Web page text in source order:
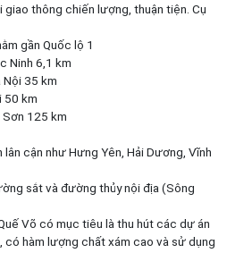
thông chiến lượng, thuận tiện. Cụ
gần Quốc lộ 1
Ninh 6,1 km
Nội 35 km
50 km
125 km
cận như Hưng Yên, Hải Dương, Vĩnh
sắt và đường thủy nội địa (Sông
Võ có mục tiêu là thu hút các dự án
có hàm lượng chất xám cao và sử dụng